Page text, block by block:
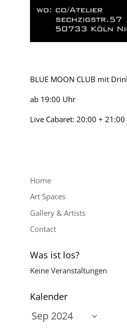
BLUE MOON CLUB mit
ab 19:00 Uhr
Live Cabaret: 20:00 +
Home
Art Spaces
Gallery & Artists
Contact
Was ist los?
Keine Veranstaltungen
Kalender